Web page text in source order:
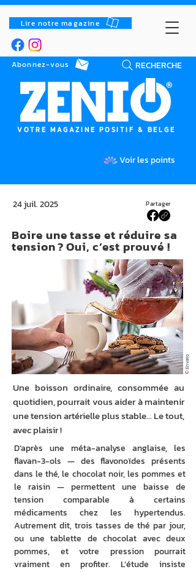
Lire notre magazine
RECHERCHE
Abonnez-vous
VOTRE MAGAZINE POSITIF & BELGE
Voir les points
Partager
24 juil. 2025
Boire une tasse et réduire sa
tension ? Oui, c’est prouvé !
© Envato
D’après une méta-analyse anglaise, les
flavan-3-ols — des flavonoïdes présents
dans le thé, le chocolat noir, les pommes et
le raisin — permettent une baisse de
tension comparable à certains
médicaments chez les hypertendus.
Autrement dit, trois tasses de thé par jour,
ou une tablette de chocolat avec deux
pommes, et votre pression pourrait
vraiment en profiter. L’étude insiste
Une boisson ordinaire, consommée au
quotidien, pourrait vous aider à maintenir
une tension artérielle plus stable… Le tout,
avec plaisir !